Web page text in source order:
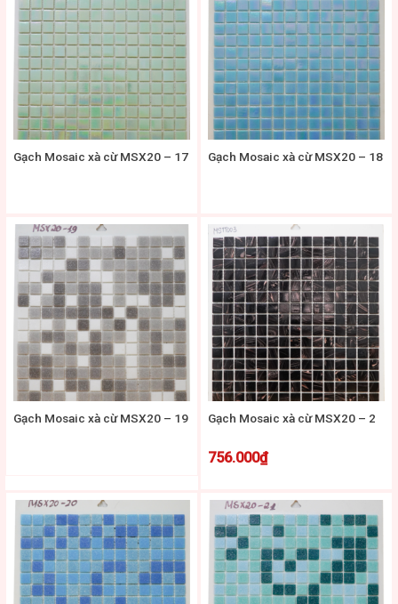
Gạch Mosaic xà cừ MSX20 – 17 Gạch Mosaic xà cừ MSX20 – 18
Gạch Mosaic xà cừ MSX20 – 19 Gạch Mosaic xà cừ MSX20 – 2
756.000₫